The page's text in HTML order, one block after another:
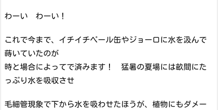
わーい わーい！
これで今まで、イチイチペール缶やジョーロに水を汲んで
蒔いていたのが
時と場合によってで済みます！ 猛暑の夏場には畝間にた
っぷり水を吸収させ
毛細管現象で下から水を吸わせたほうが、植物にもダメー